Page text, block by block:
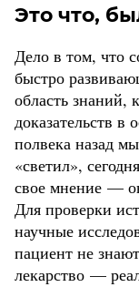
Это что,
Дело в том, что
быстро
область знаний,
доказательств
полвека назад
«светил»,
свое мнение —
Для проверки
научные
пациент не
лекарство —